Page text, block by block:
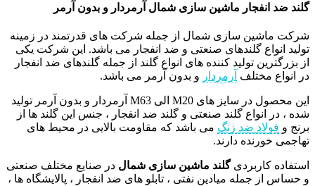
گلند ضد انفجار ماشین سازی شمال آرمردار و بدون آرمر
شرکت ماشین سازی شمال از جمله شرکت های قدرتمند در زمینه
تولید انواع گلندهای صنعتی و ضد انفجار می باشد. این شرکت یکی
از بزرگترین تولید کننده های انواع گلند از جمله گلندهای ضد انفجار
در انواع مختلف آرمردار و بدون آرمر می باشد.
این محصول در سایز های M20 الی M63 آرمردار و بدون آرمر تولید
شده ، در انواع گلند صنعتی و گلند ضد انفجار ، جنس این گلند ها از
برنج و فولاد ضد زنگ می باشد که مقاومت بالایی در محیط های
تهاجمی خورنده دارند.
استفاده کاربردیگلند ماشین سازی شمال در صنایع مختلف صنعتی
و حساس از جمله میادین نفتی ، تابلو های ضد انفجار ، پالایشگاه ها ،